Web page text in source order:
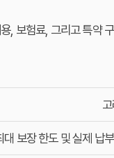
, 보험료, 그리고 특약
대 보장 한도 및 실제 납